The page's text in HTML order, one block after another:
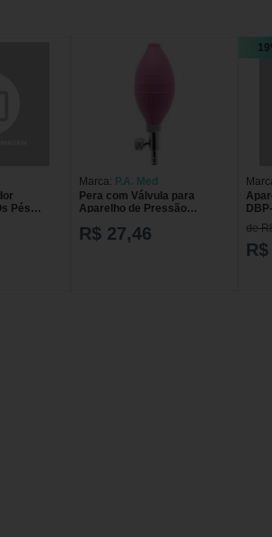
Pés
Marca: P.A. Med
Pera com Válvula para
Aparelho de Pressão
R$ 27,46 de